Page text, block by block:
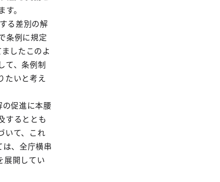
。
る差別の解
条例に規定
したこのよ
て、条例制
たいと考え
促進に本腰
するととも
いて、これ
、全庁横串
展開してい